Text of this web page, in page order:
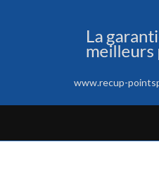
www.recup-